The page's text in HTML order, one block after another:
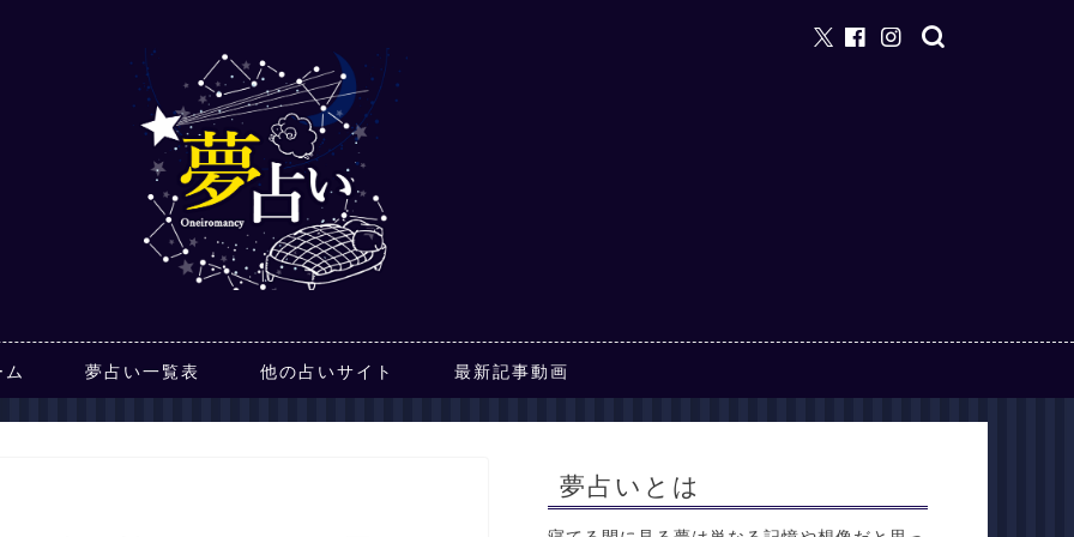
ム 夢占い一覧表 他の占いサイト 最新記事動画
夢占いとは